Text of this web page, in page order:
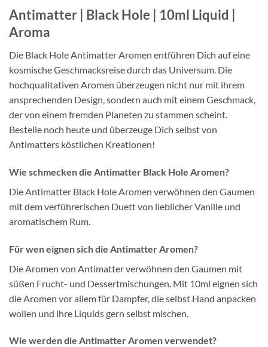
Antimatter | Black Hole | 10ml Liquid |
Aroma
Die Black Hole Antimatter Aromen entführen Dich auf eine
kosmische Geschmacksreise durch das Universum. Die
hochqualitativen Aromen überzeugen nicht nur mit ihrem
ansprechenden Design, sondern auch mit einem Geschmack,
der von einem fremden Planeten zu stammen scheint.
Bestelle noch heute und überzeuge Dich selbst von
Antimatters köstlichen Kreationen!
Wie schmecken die Antimatter Black Hole Aromen?
Die Antimatter Black Hole Aromen verwöhnen den Gaumen
mit dem verführerischen Duett von lieblicher Vanille und
aromatischem Rum.
Für wen eignen sich die Antimatter Aromen?
Die Aromen von Antimatter verwöhnen den Gaumen mit
süßen Frucht- und Dessertmischungen. Mit 10ml eignen sich
die Aromen vor allem für Dampfer, die selbst Hand anpacken
wollen und ihre Liquids gern selbst mischen.
Wie werden die Antimatter Aromen verwendet?